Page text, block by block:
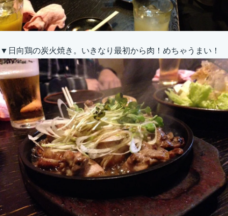
▼日向鶏の炭火焼き。いきなり最初から肉！めちゃうまい！